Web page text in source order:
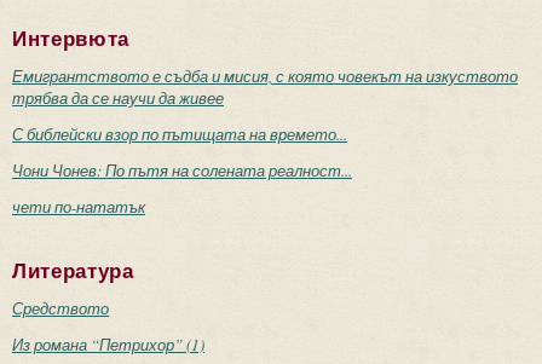
Интервюта
Емигрантството е съдба и мисия, с която човекът на изкуството
трябва да се научи да живее
С библейски взор по пътищата на времето...
Чони Чонев: По пътя на солената реалност...
чети по-нататък
Литература
Средството
Из романа “Петрихор” (1)